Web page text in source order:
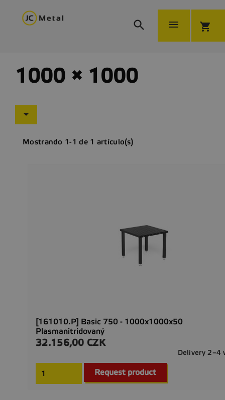
  shopping_cart
1000 × 1000

Mostrando 1-1 de 1 artículo(s)
[161010.P] Basic 750 - 1000x1000x50
Plasmanitridovaný
Precio
32.156,00 CZK
Delivery 2–4
Request product